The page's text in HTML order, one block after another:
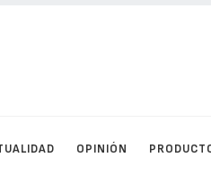
OPINIÓN